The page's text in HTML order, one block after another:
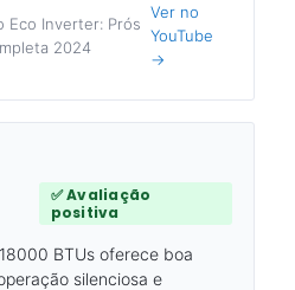
Eco Inverter: Prós
2024
Ver no
YouTube
→
✅ Avaliação
positiva
BTUs oferece boa
silenciosa e